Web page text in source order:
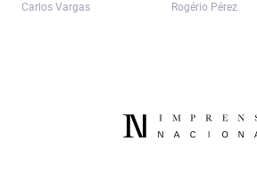
Carlos Vargas Rogério Pérez